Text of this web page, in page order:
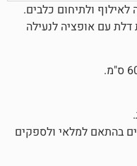
כלבים.